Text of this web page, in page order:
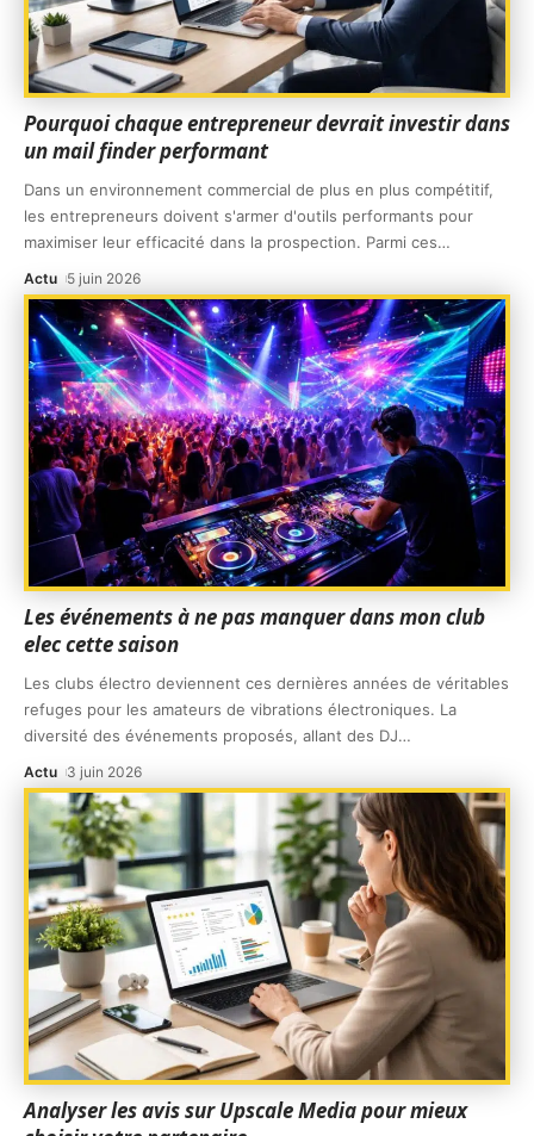
Pourquoi chaque entrepreneur devrait investir dans
un mail finder performant
Dans un environnement commercial de plus en plus compétitif,
les entrepreneurs doivent s'armer d'outils performants pour
maximiser leur efficacité dans la prospection. Parmi ces…
Actu 5 juin 2026
Les événements à ne pas manquer dans mon club
elec cette saison
Les clubs électro deviennent ces dernières années de véritables
refuges pour les amateurs de vibrations électroniques. La
diversité des événements proposés, allant des DJ…
Actu 3 juin 2026
Analyser les avis sur Upscale Media pour mieux